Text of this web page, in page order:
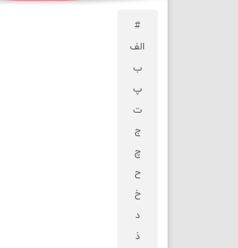
#
الف
ب
پ
ت
ج
چ
ح
خ
د
ذ